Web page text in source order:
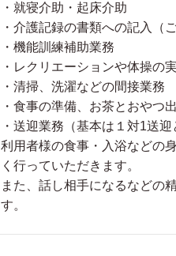
・就寝介助・起床介助
・介護記録の書類への記入（
・機能訓練補助業務
・レクリエーションや体操の
・清掃、洗濯などの間接業務
・食事の準備、お茶とおやつ
・送迎業務（基本は１対1送迎
利用者様の食事・入浴などの
く行っていただきます。
また、話し相手になるなどの
す。